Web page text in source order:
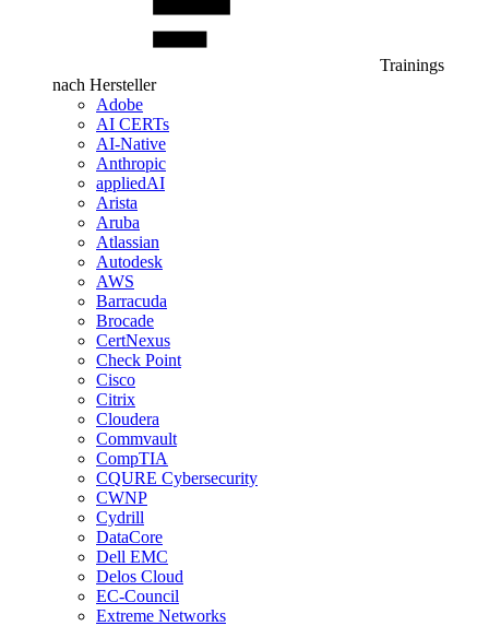
Trainings
nach Hersteller
Adobe
AI CERTs
AI-Native
Anthropic
appliedAI
Arista
Aruba
Atlassian
Autodesk
AWS
Barracuda
Brocade
CertNexus
Check Point
Cisco
Citrix
Cloudera
Commvault
CompTIA
CQURE Cybersecurity
CWNP
Cydrill
DataCore
Dell EMC
Delos Cloud
EC-Council
Extreme Networks